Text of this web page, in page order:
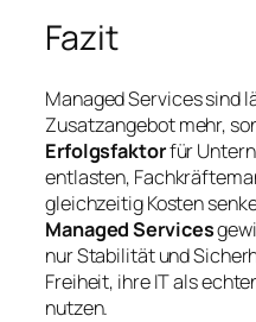
Fazit
Managed Services sind
Zusatzangebot mehr,
Erfolgsfaktorfür
entlasten,
gleichzeitig Kosten
Managed Services
nur Stabilität und
Freiheit, ihre IT als
nutzen.